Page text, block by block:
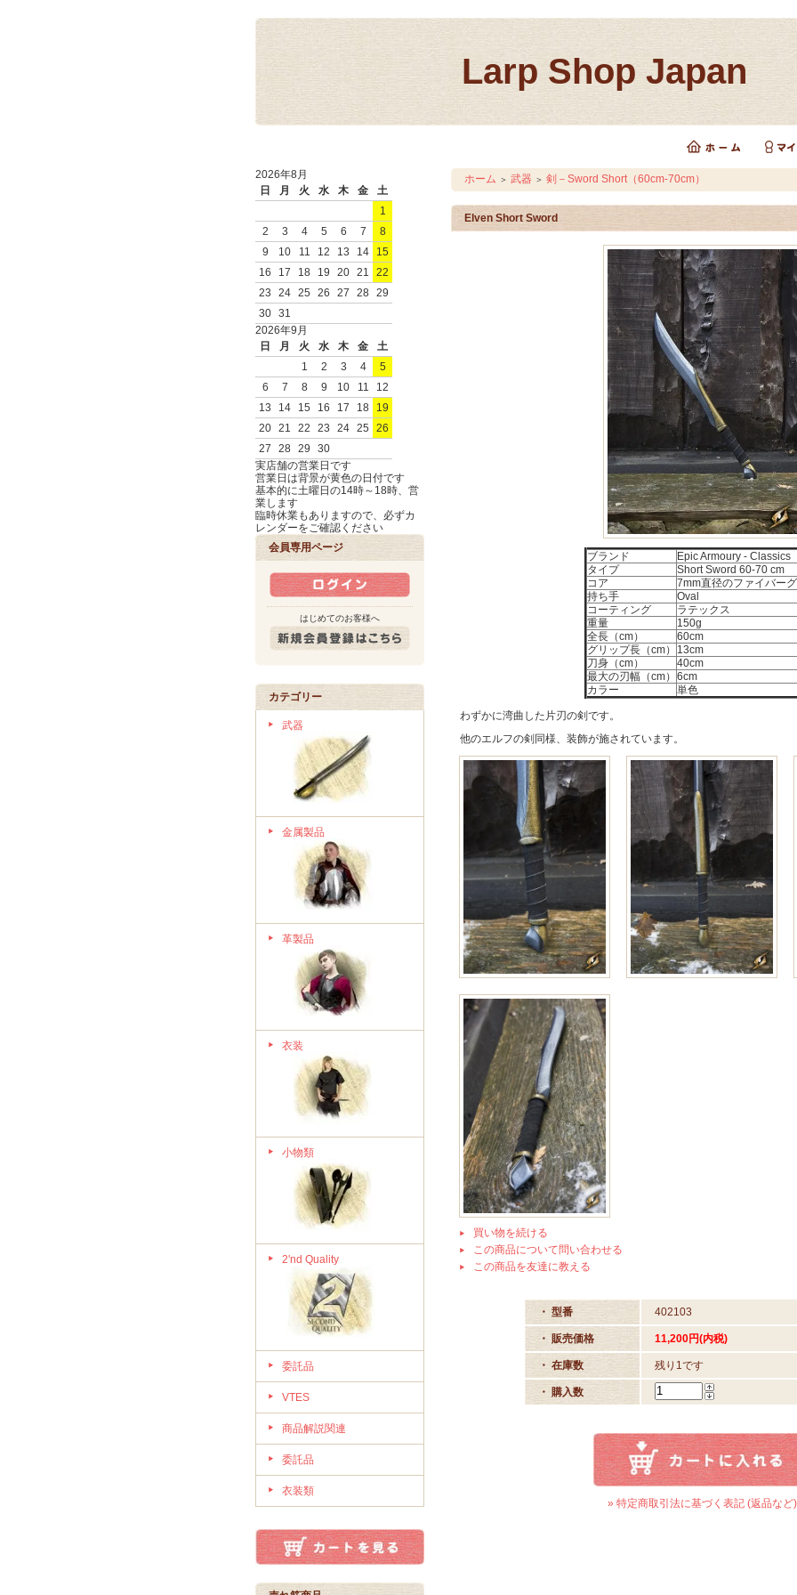
Larp Shop Japan
2026年8月
日
月 火 水 木 金
土
1
2
3 4 5 6 7
8
9
10 11 12 13 14
15
16
17 18 19 20 21
22
23
24 25 26 27 28 29
30 31
2026年9月
日
月 火 水 木 金
土
1
2 3 4
5
6
7 8 9 10 11
12
13
14 15 16 17 18
19
20 21 22 23 24 25
26
27
28 29
30
実店舗の営業日です
営業日は背景が黄色の日付です
基本的に土曜日の14時～18時、営
業します
臨時休業もありますので、必ずカ
レンダーをご確認ください
会員専用ページ
はじめてのお客様へ
カテゴリー
武器
金属製品
革製品
衣装
小物類
2'nd Quality
委託品
VTES
商品解説関連
委託品
衣装類
ホーム ＞ 武器 ＞ 剣－Sword Short（60cm-70cm）
Elven Short Sword
ブランド
Epic Armoury - Classics
タイプ
Short Sword 60-70 cm
コア
7mm直径のファイバー
持ち手
Oval
コーティング
ラテックス
重量
150g
全長（cm）
60cm
グリップ長（cm）
13cm
刀身（cm）
40cm
最大の刃幅（cm） 6cm
カラー
単色
わずかに湾曲した片刃の剣です。
他のエルフの剣同様、装飾が施されています。
買い物を続ける
この商品について問い合わせる
この商品を友達に教える
・ 型番 402103
・ 販売価格 11,200円(内税)
・ 在庫数 残り1です
・ 購入数
» 特定商取引法に基づく表記 (返品など)